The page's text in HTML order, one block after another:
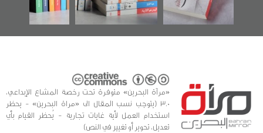
للدراسات والتوثيق
«مرآة البحرين» متوفرة تحت رخصة المشاع الإبداعي،
3.0 (يتوجب نسب المقال الى «مراة البحرين» - يحظر
استخدام العمل لأية غايات تجارية - يُحظر القيام بأي
تعديل، تحوير أو تغيير في النص)